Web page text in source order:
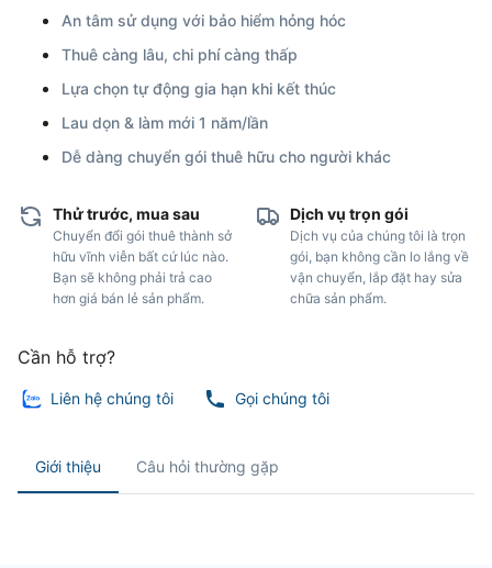
An tâm sử dụng với bảo hiểm hỏng hóc
Thuê càng lâu, chi phí càng thấp
Lựa chọn tự động gia hạn khi kết thúc
Lau dọn & làm mới 1 năm/lần
Dễ dàng chuyển gói thuê hữu cho người khác
Thử trước, mua sau
Chuyển đổi gói thuê thành sở
hữu vĩnh viễn bất cứ lúc nào.
Bạn sẽ không phải trả cao
hơn giá bán lẻ sản phẩm.
Dịch vụ trọn gói
Dịch vụ của chúng tôi là trọn
gói, bạn không cần lo lắng về
vận chuyển, lắp đặt hay sửa
chữa sản phẩm.
Cần hỗ trợ?
Liên hệ chúng tôi Gọi chúng tôi
Giới thiệu Câu hỏi thường gặp